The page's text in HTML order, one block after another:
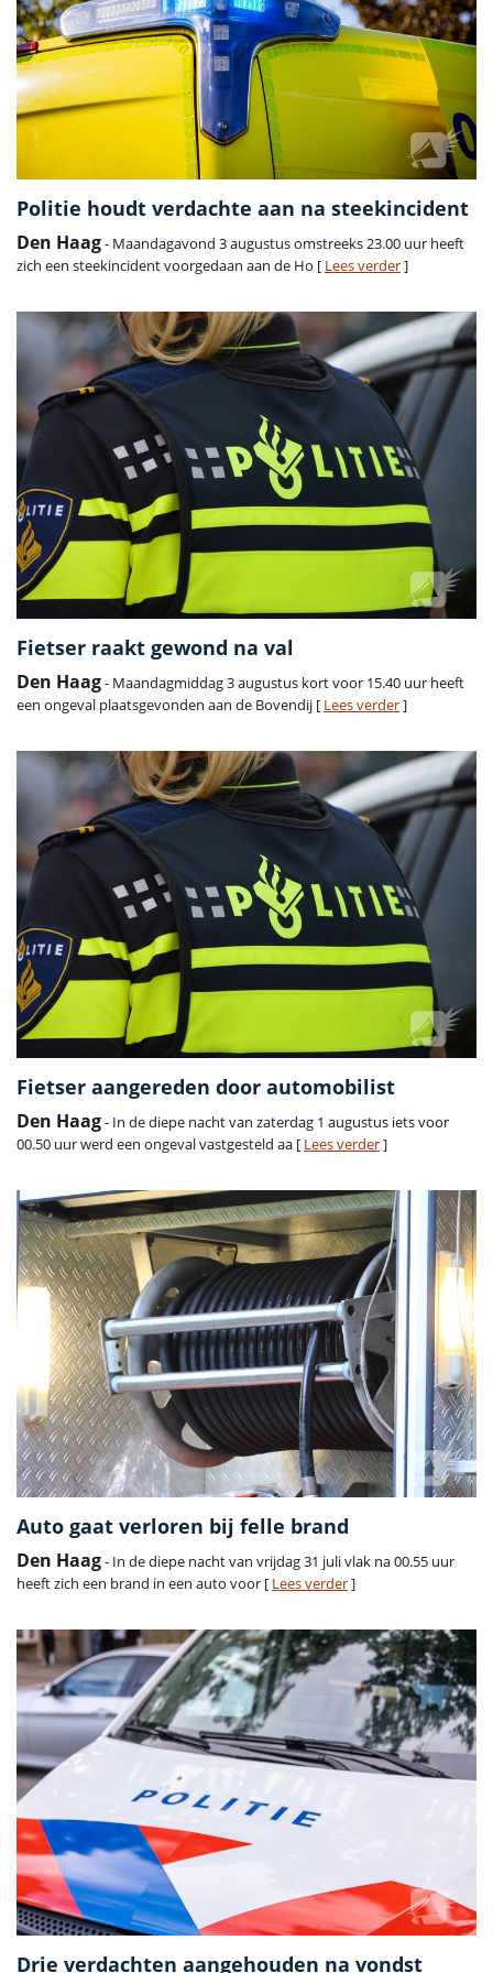
Politie houdt verdachte aan na steekincident
Den Haag- Maandagavond 3 augustus omstreeks 23.00 uur heeft
zich een steekincident voorgedaan aan de Ho [ Lees verder]
Fietser raakt gewond na val
Den Haag- Maandagmiddag 3 augustus kort voor 15.40 uur heeft
een ongeval plaatsgevonden aan de Bovendij [ Lees verder]
Fietser aangereden door automobilist
Den Haag- In de diepe nacht van zaterdag 1 augustus iets voor
00.50 uur werd een ongeval vastgesteld aa [ Lees verder]
Auto gaat verloren bij felle brand
Den Haag- In de diepe nacht van vrijdag 31 juli vlak na 00.55 uur
heeft zich een brand in een auto voor [ Lees verder]
Drie verdachten aangehouden na vondst